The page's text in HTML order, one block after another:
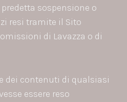
sospensione o
resi tramite il Sito
di Lavazza o di
dei contenuti di qualsiasi
essere reso